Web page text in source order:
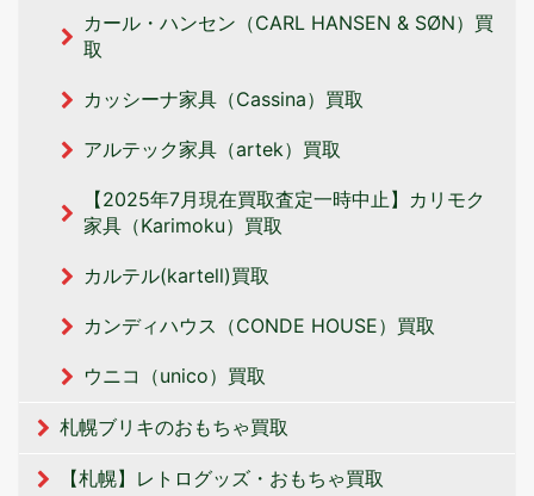
カール・ハンセン（CARL HANSEN & SØN）買
取
カッシーナ家具（Cassina）買取
アルテック家具（artek）買取
【2025年7月現在買取査定一時中止】カリモク
家具（Karimoku）買取
カルテル(kartell)買取
カンディハウス（CONDE HOUSE）買取
ウニコ（unico）買取
札幌ブリキのおもちゃ買取
【札幌】レトログッズ・おもちゃ買取